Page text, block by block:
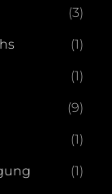
(3)
(1)
(1)
(9)
(1)
(1)